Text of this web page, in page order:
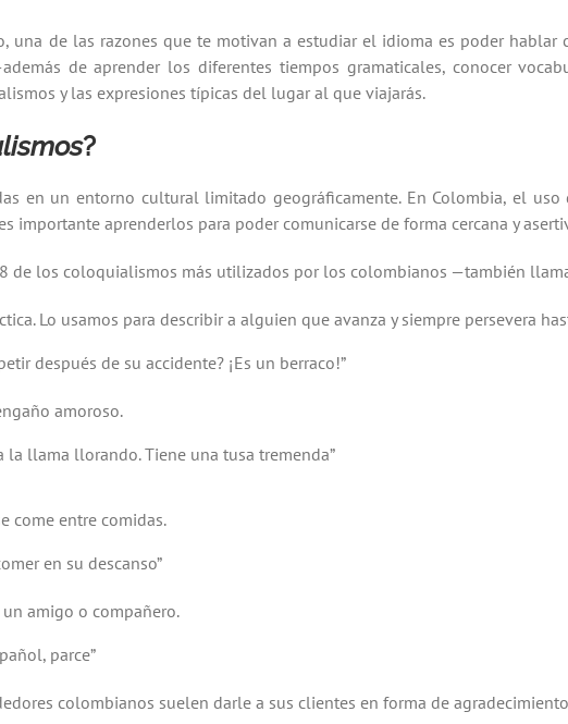
una de las razones que te motivan a estudiar el idioma es poder hablar
además de aprender los diferentes tiempos gramaticales, conocer
y las expresiones típicas del lugar al que viajarás.
?
en un entorno cultural limitado geográficamente. En Colombia, el
importante aprenderlos para poder comunicarse de forma cercana y
de los coloquialismos más utilizados por los colombianos —también
Lo usamos para describir a alguien que avanza y siempre persevera
después de su accidente? ¡Es un berraco!”
amoroso.
llama llorando. Tiene una tusa tremenda”
come entre comidas.
en su descanso”
amigo o compañero.
parce”
colombianos suelen darle a sus clientes en forma de